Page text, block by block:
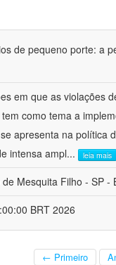
de pequeno porte: a
em que as violações
como tema a
apresenta na política
intensa ampl... leia mais
Mesquita Filho - SP -
BRT 2026
← Primeiro